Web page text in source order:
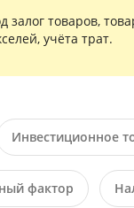
залог товаров,
учёта трат.
Инвестиционное
фактор